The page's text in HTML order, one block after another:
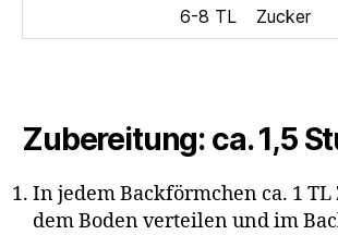
6-8 TL
Zucker
Zubereitung: ca. 1,5
In jedem Backförmchen ca. 1
dem Boden verteilen und im